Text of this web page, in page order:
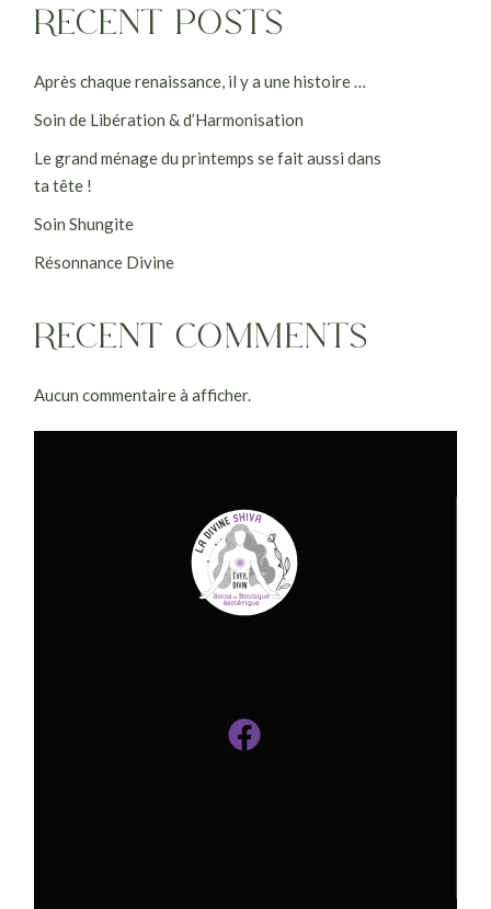
RECENT POSTS
Après chaque renaissance, il y a une histoire …
Soin de Libération & d’Harmonisation
Le grand ménage du printemps se fait aussi dans
ta tête !
Soin Shungite
Résonnance Divine
RECENT COMMENTS
Aucun commentaire à afficher.